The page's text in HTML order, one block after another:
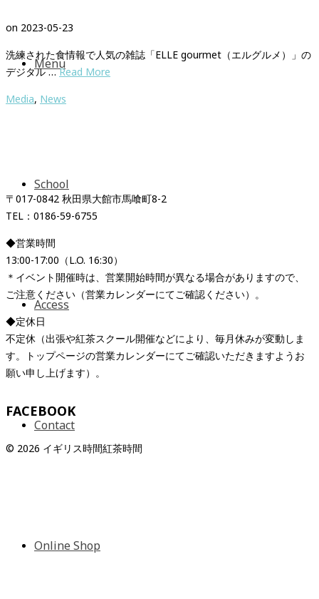
Menu
School
Access
Contact
Online Shop
on 2023-05-23
洗練された食情報で人気の雑誌「ELLE gourmet（エルグルメ）」の
デジタル …Read More
Media, News
〒017-0842 秋田県大館市馬喰町8-2
TEL：0186-59-6755
◆営業時間
13:00-17:00（L.O. 16:30）
＊イベント開催時は、営業開始時間が異なる場合がありますので、
ご注意ください（営業カレンダーにてご確認ください）。
◆定休日
不定休（出張や紅茶スクール開催などにより、毎月休みが変動しま
す。トップページの営業カレンダーにてご確認いただきますようお
願い申し上げます）。
FACEBOOK
© 2026 イギリス時間紅茶時間